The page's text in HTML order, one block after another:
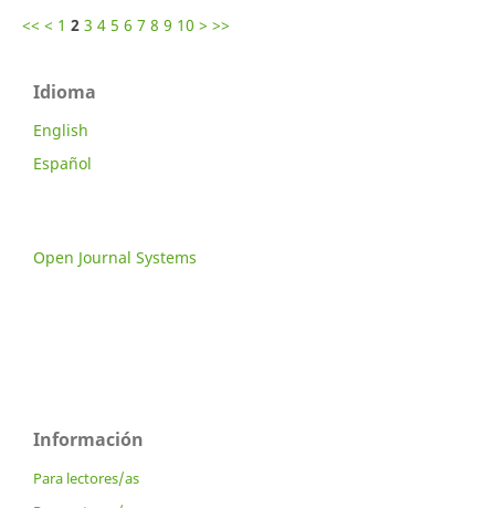
<< < 1 2 3 4 5 6 7 8 9 10 > >>
Idioma
English
Español
Open Journal Systems
Información
Para lectores/as